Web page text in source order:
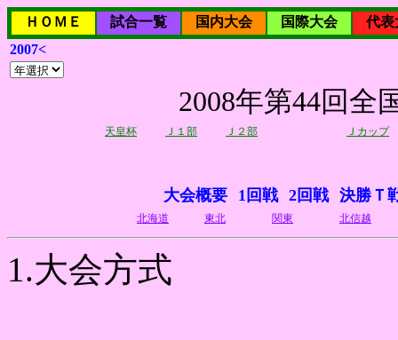
ＨＯＭＥ 試合一覧 国内大会 国際大会
代表
2007<
2008年第44回全
天皇杯 Ｊ１部 Ｊ２部 Ｊカップ
大会概要 1回戦 2回戦 決勝Ｔ
北海道 東北 関東 北信越
1.大会方式